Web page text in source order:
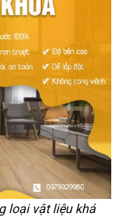
loại vật liệu khá